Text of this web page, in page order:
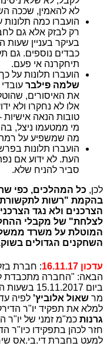
לא להאמין, שככה
הועברו כמה
רק לבזק אלא גם
בעיקר בעניין שעות
כבדים נוספים. גם
תיחקרנה אי פעם.
הועברו תלונות על
שלמה פילבר
את האיסורים,
אלו לא נחקרו ולא
טובות הנאה אישיות
מי ממטעמו ניצל,
מה שמשפיע על
הועברו תלונות
העת. לא ידוע אם
סביר להניח שלא.
לכן, כל המהלכים, כפי
בהקמת "רשות
הצרכנים ולא נגד
לצלחת" של מקבלי
המוטלת על משרד
השחקנים הגדולים
עדכון 16.11.17
: חברת
הבאה: "החברה מתכבדת
ביום
מר שאול אלוביץ' לפיה
למלא את תפקיד יו"ר
גרנות כמ"מ זמני של יו"ר
חזר לכהן בתפקידו כיו"ר
למעט בחברת די.בי.אס שירותי